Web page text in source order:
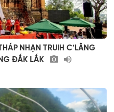
NHẠN TRUIH C’LÂNG
ĐẮK LẮK